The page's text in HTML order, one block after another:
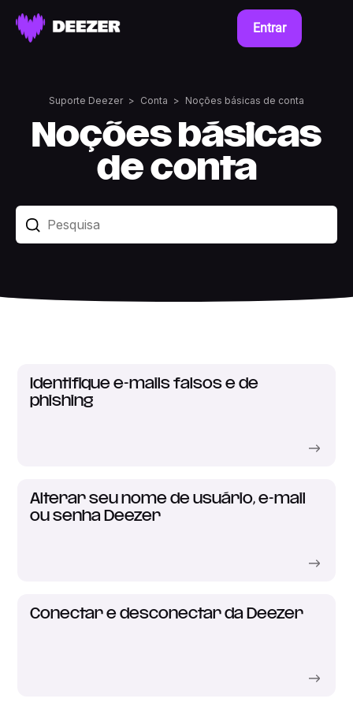
Entrar
Suporte Deezer Conta Noções básicas de conta
Noções básicas
de conta
Identifique e-mails falsos e de
phishing
Alterar seu nome de usuário, e-mail
ou senha Deezer
Conectar e desconectar da Deezer